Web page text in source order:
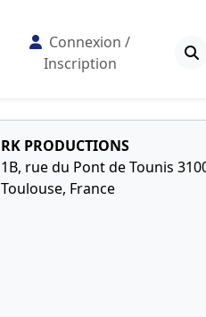
Connexion /
Inscription
RK PRODUCTIONS
1B, rue du Pont de Tounis
Toulouse, France